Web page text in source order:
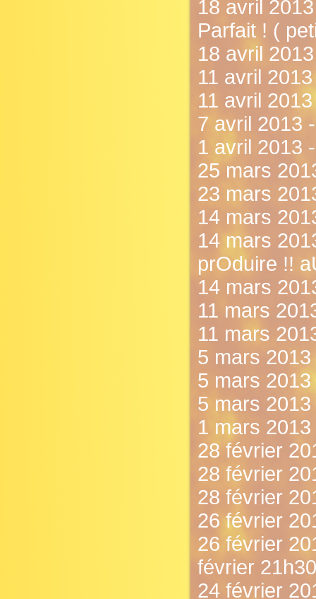
18 avril
Parfait ! (
18 avril
11 avril
11 avril
7 avril 2013
1 avril 2013
25 mars
23 mars
14 mars
14 mars
prOduire !!
14 mars
11 mars
11 mars
5 mars 2013
5 mars
5 mars
1 mars
28 février
28 février
28 février
26 février
26 février
février
24 février